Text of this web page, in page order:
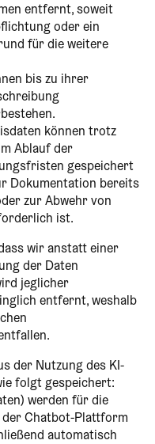
entfernt, soweit
oder ein
für die weitere
bis zu ihrer
können trotz
Ablauf der
gespeichert
Dokumentation bereits
zur Abwehr von
ist.
wir anstatt einer
der Daten
jeglicher
entfernt, weshalb
der Nutzung des KI-
folgt gespeichert:
werden für die
der Chatbot-Plattform
automatisch